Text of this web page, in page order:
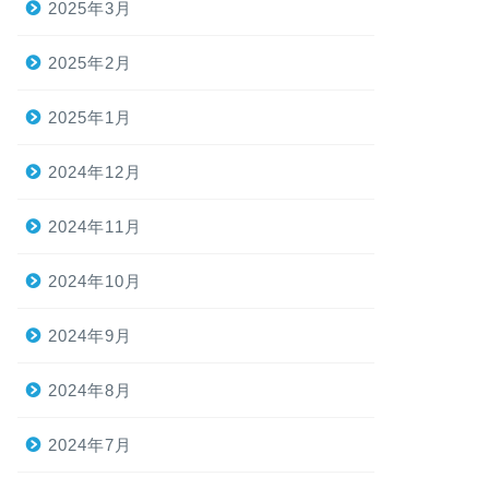
2025年3月
2025年2月
2025年1月
2024年12月
2024年11月
2024年10月
2024年9月
2024年8月
2024年7月